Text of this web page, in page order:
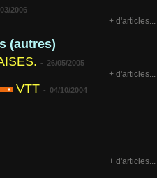
2006
+ d'articles...
(autres)
- 26/05/2005
+ d'articles...
VTT - 04/10/2004
+ d'articles...